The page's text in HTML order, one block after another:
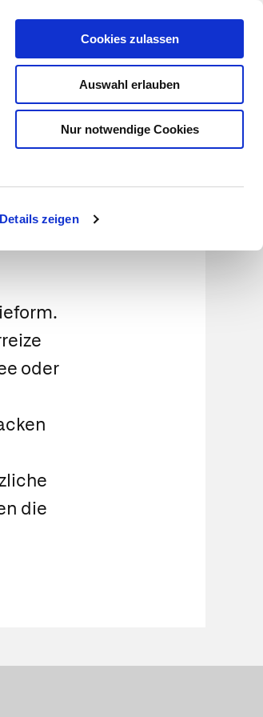
Details zeigen
Cookies zulassen
Auswahl erlauben
Nur notwendige Cookies
Kundenlogin
Suche
oder
die